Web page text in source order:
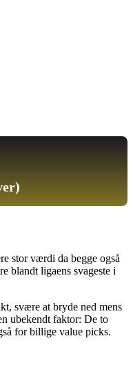
stor værdi da begge også
blandt ligaens svageste i
svære at bryde ned mens
ubekendt faktor: De to
for billige value picks.